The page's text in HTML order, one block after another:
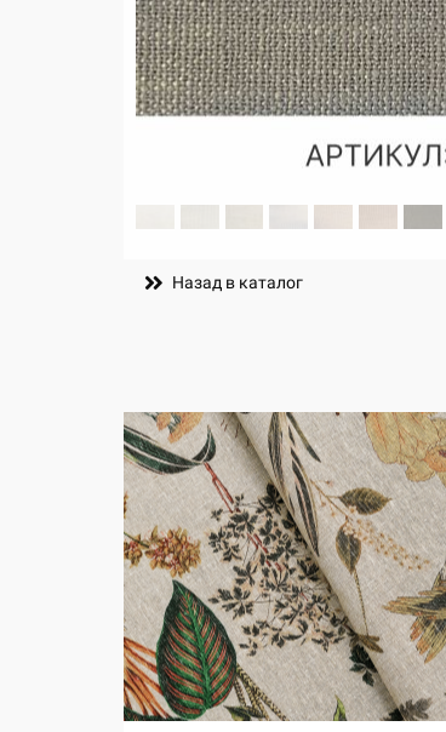
Назад в каталог